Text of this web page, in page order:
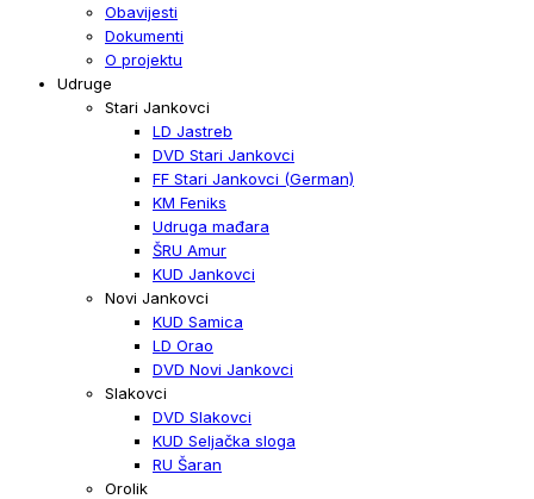
Obavijesti
Dokumenti
O projektu
Udruge
Stari Jankovci
LD Jastreb
DVD Stari Jankovci
FF Stari Jankovci (German)
KM Feniks
Udruga mađara
ŠRU Amur
KUD Jankovci
Novi Jankovci
KUD Samica
LD Orao
DVD Novi Jankovci
Slakovci
DVD Slakovci
KUD Seljačka sloga
RU Šaran
Orolik